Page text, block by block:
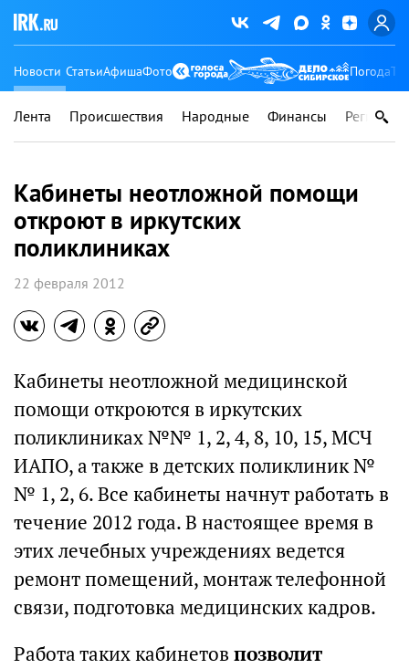
Новости СтатьиАфишаФото Погода
Лента Происшествия Народные Финансы Регионы
Кабинеты неотложной помощи
откроют в иркутских
поликлиниках
22 февраля 2012
Кабинеты неотложной медицинской
помощи откроются в иркутских
поликлиниках №№ 1, 2, 4, 8, 10, 15, МСЧ
ИАПО, а также в детских поликлиник №
№ 1, 2, 6. Все кабинеты начнут работать в
течение 2012 года. В настоящее время в
этих лечебных учреждениях ведется
ремонт помещений, монтаж телефонной
связи, подготовка медицинских кадров.
Работа таких кабинетов позволит